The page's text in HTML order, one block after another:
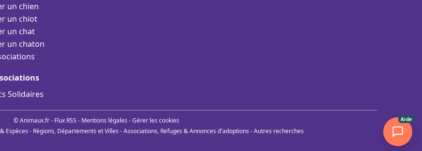
un chien
un chiot
un chat
un chaton
Solidaires
© Animaux.fr - Flux RSS - Mentions légales -Gérer les cookies
Espèces - Régions, Départements et Villes -Associations, Refuges & Annonces d'adoptions -Autres recherches
Aide